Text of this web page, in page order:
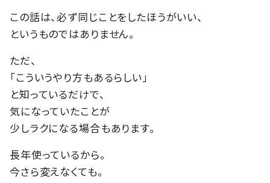
この話は、必ず同じことをしたほうがいい、
というものではありません。
ただ、
「こういうやり方もあるらしい」
と知っているだけで、
気になっていたことが
少しラクになる場合もあります。
長年使っているから。
今さら変えなくても。